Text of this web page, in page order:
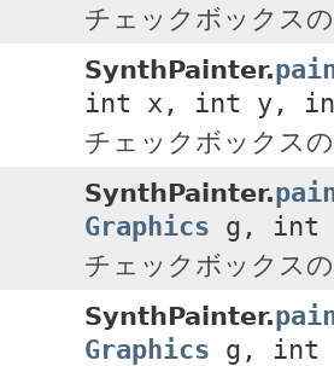
チェックボックス
SynthPainter.
int x, int y,
チェックボックス
SynthPainter.
Graphics g, int
チェックボックス
SynthPainter.
Graphics g, int